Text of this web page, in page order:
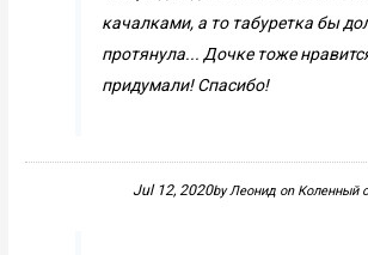
качалками, а то табуретка бы
протянула... Дочке тоже
придумали! Спасибо!
Jul 12, 2020byЛеонид on Коленный